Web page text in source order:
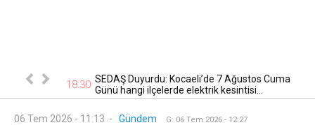
otomobil 18:30 SEDAŞ Duyurdu: Kocaeli’de 7 Ağustos Cuma
Günü hangi ilçelerde elektrik kesintisi...
06 Tem 2026 - 11:13 - Gündem G: 06 Tem 2026 - 12:27